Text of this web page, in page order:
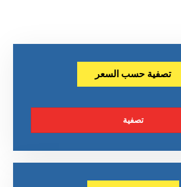
تصفية حسب السعر
تصفية